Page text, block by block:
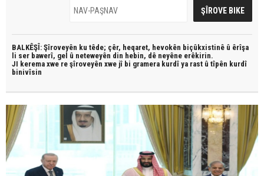
BALKÊŞÎ: Şîroveyên ku têde; çêr, heqaret, hevokên biçûkxistinê û êrîşa
li ser bawerî, gel û neteweyên din hebin, dê neyêne erêkirin.
JI kerema xwe re şîroveyên xwe jî bi gramera kurdî ya rast û tîpên kurdî
binivîsin